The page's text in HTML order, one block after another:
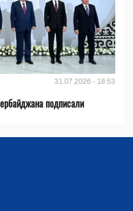
31.07.2026 - 18:53
подписали